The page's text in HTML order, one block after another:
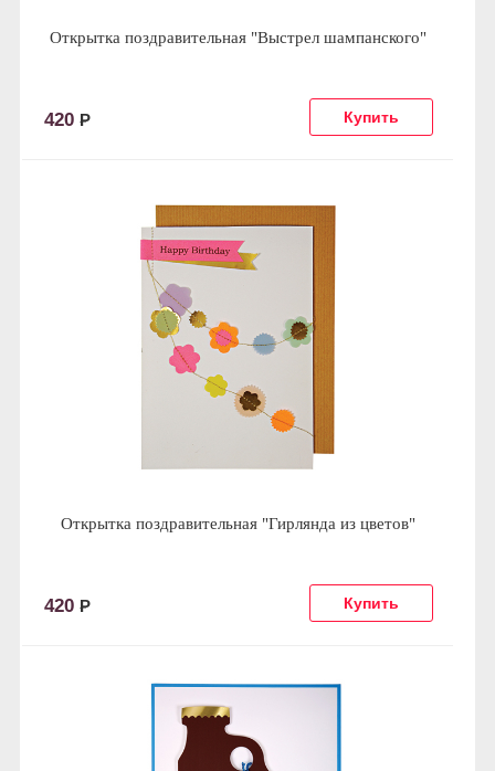
Открытка поздравительная "Выстрел шампанского"
420 Р
Открытка поздравительная "Гирлянда из цветов"
420 Р